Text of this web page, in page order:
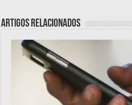
Artigos relacionados